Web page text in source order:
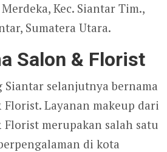
Kec. Siantar Tim.,
Sumatera Utara.
Salon & Florist
Siantar selanjutnya bernama
Layanan makeup dari
merupakan salah satu
di kota